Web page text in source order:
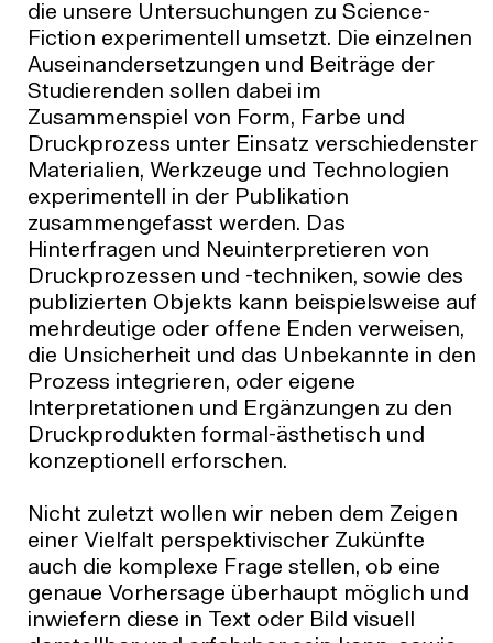
die unsere Untersuchungen zu Science-
Fiction experimentell umsetzt. Die einzelnen
Auseinandersetzungen und Beiträge der
Studierenden sollen dabei im
Zusammenspiel von Form, Farbe und
Druckprozess unter Einsatz verschiedenster
Materialien, Werkzeuge und Technologien
experimentell in der Publikation
zusammengefasst werden. Das
Hinterfragen und Neuinterpretieren von
Druckprozessen und -techniken, sowie des
publizierten Objekts kann beispielsweise auf
mehrdeutige oder offene Enden verweisen,
die Unsicherheit und das Unbekannte in den
Prozess integrieren, oder eigene
Interpretationen und Ergänzungen zu den
Druckprodukten formal-ästhetisch und
konzeptionell erforschen.
Nicht zuletzt wollen wir neben dem Zeigen
einer Vielfalt perspektivischer Zukünfte
auch die komplexe Frage stellen, ob eine
genaue Vorhersage überhaupt möglich und
inwiefern diese in Text oder Bild visuell